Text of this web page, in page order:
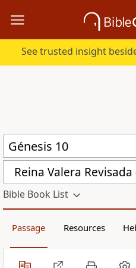
See trusted insight
Reina Valera Revisada
Bible Book List
Passage Resources